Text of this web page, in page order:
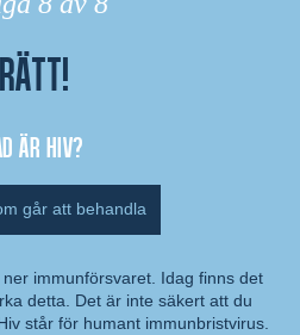
Rätt!
är hiv?
går att behandla
immunförsvaret. Idag finns det
detta. Det är inte säkert att du
står för humant immunbristvirus.